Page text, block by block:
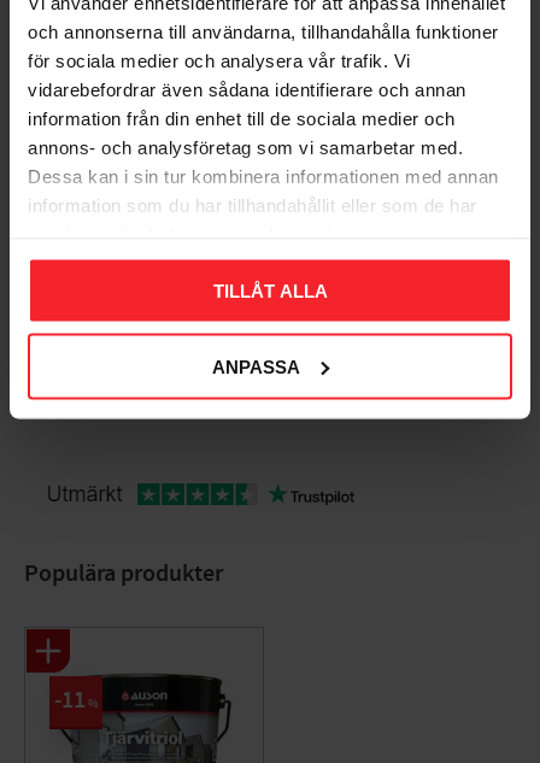
och annonserna till användarna, tillhandahålla funktioner
för sociala medier och analysera vår trafik. Vi
vidarebefordrar även sådana identifierare och annan
information från din enhet till de sociala medier och
annons- och analysföretag som vi samarbetar med.
Dessa kan i sin tur kombinera informationen med annan
information som du har tillhandahållit eller som de har
TILLÅT ALLA
ANPASSA
Lyskilde medfølger: Nej
Maksimal højde på lyskilde: 150 mm
Udskiftelig lyskilde: Ja
Antal pærer: 1
Sokkel: E27
Dybde: 40 cm
Højde: 225 cm
Bredde: 40 cm
Bedømmelser
Dig
Bliv den første, der giver en bedømmelse.
Gem som favorit
Populära produkter
11 %